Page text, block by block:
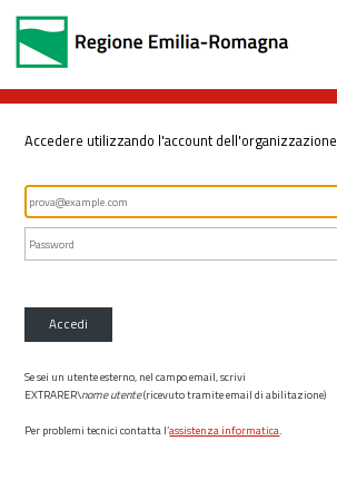
Accedere utilizzando l'account dell'organizzazione
Accedi
Se sei un utente esterno, nel campo email, scrivi
EXTRARER\nome utente(ricevuto tramite email di abilitazione)
Per problemi tecnici contatta l’assistenza informatica.